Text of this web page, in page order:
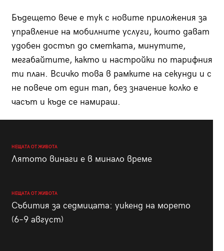
Бъдещето вече е тук с новите приложения за
управление на мобилните услуги, които дават
удобен достъп до сметката, минутите,
мегабайтите, както и настройки по тарифния
ти план. Всичко това в рамките на секунди и с
не повече от един тап, без значение колко е
часът и къде се намираш.
НЕЩАТА ОТ ЖИВОТА
Лятото винаги е в минало време
НЕЩАТА ОТ ЖИВОТА
Събития за седмицата: уикенд на морето
(6–9 август)